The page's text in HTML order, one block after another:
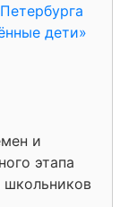
дети»
и
этапа